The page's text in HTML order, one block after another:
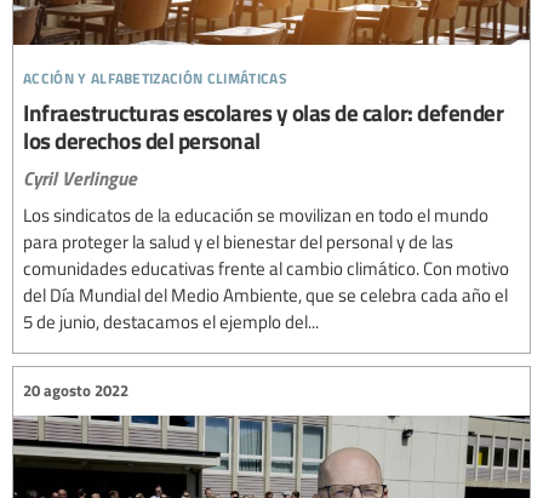
acción y alfabetización climáticas
Infraestructuras escolares y olas de calor: defender
los derechos del personal
Cyril Verlingue
Los sindicatos de la educación se movilizan en todo el mundo
para proteger la salud y el bienestar del personal y de las
comunidades educativas frente al cambio climático. Con motivo
del Día Mundial del Medio Ambiente, que se celebra cada año el
5 de junio, destacamos el ejemplo del...
20 agosto 2022